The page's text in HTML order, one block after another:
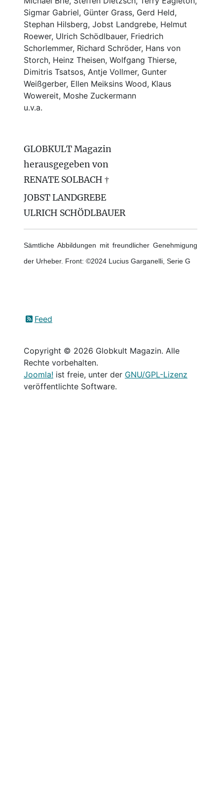
Sigmar Gabriel, Günter Grass, Gerd Held,
Stephan Hilsberg, Jobst Landgrebe, Helmut
Roewer, Ulrich Schödlbauer, Friedrich
Schorlemmer, Richard Schröder, Hans von
Storch, Heinz Theisen, Wolfgang Thierse,
Dimitris Tsatsos, Antje Vollmer, Gunter
Weißgerber, Ellen Meiksins Wood, Klaus
Wowereit, Moshe Zuckermann
u.v.a.
GLOBKULT Magazin
herausgegeben von
RENATE SOLBACH †
JOBST LANDGREBE
ULRICH SCHÖDLBAUER
Sämtliche Abbildungen mit freundlicher Genehmigung
der Urheber. Front: ©2024 Lucius Garganelli, Serie G
Feed
Copyright © 2026 Globkult Magazin. Alle
Rechte vorbehalten.
Joomla! ist freie, unter der GNU/GPL-Lizenz
veröffentlichte Software.